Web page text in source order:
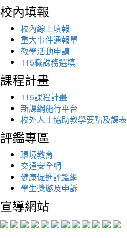
校內填報
校內線上填報
重大事件通報單
教學活動申請
115職課務選填
課程計畫
115課程計畫
新課綱施行平台
校外人士協助教學要點及課表
評鑑專區
環境教育
交通安全網
健康促進評鑑網
學生獎懲及申訴
宣導網站